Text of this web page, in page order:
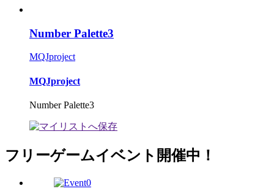
Number Palette3
MQJproject
MQJproject
Number Palette3
フリーゲームイベント開催中！